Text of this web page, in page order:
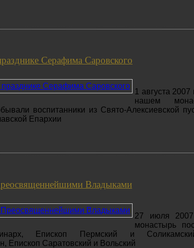
Серафима Саровского
1 августа 2007
нашем
воспитанники из Свято-Алексиевской
Епархии
Владыками
27 июля
монастырь
Епископ Пермский и
Епископ Саратовский и Вольский